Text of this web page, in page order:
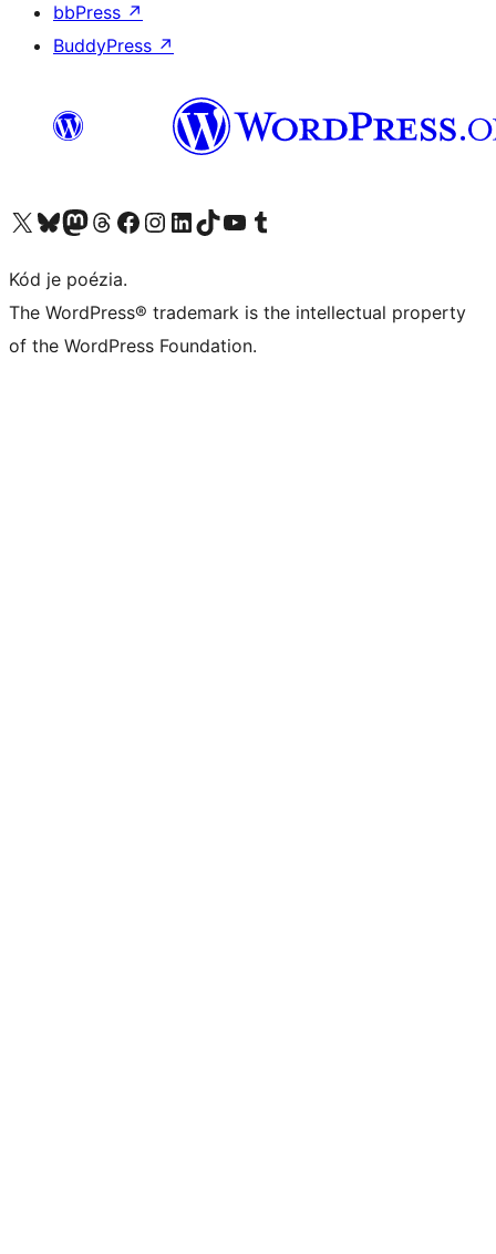
bbPress ↗
BuddyPress ↗
Navštívte náš účet na X (predtým Twitter)
Navštívte náš účet na platforme Bluesky
Navštívte náš účet na Mastodone
Navštívte náš účet na platforme Threads
Navštívte našu stránku na Facebooku
Navštívte náš účet Instagram
Navštívte náš účet LinkedIn
Navštívte náš účet na platforme TikTok
Navštívte náš kanál YouTube
Navštívte náš účet na platforme Tumblr
Kód je poézia.
The WordPress® trademark is the intellectual property
of the WordPress Foundation.